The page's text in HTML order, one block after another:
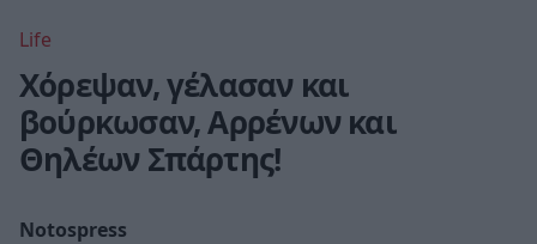
Life
Χόρεψαν, γέλασαν και
βούρκωσαν, Αρρένων και
Θηλέων Σπάρτης!
Notospress